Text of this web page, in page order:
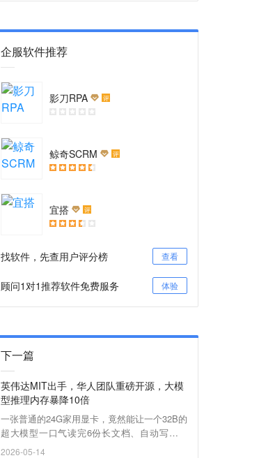
企服软件推荐
影刀RPA 评
鲸奇SCRM 评
宜搭 评
找软件，先查用户评分榜 查看
顾问1对1推荐软件免费服务 体验
下一篇
英伟达MIT出手，华人团队重磅开源，大模
型推理内存暴降10倍
一张普通的24G家用显卡，竟然能让一个32B的
超大模型一口气读完6份长文档、自动写出周
报？英伟达、MIT、浙大华人研究者联合出新
2026-05-14